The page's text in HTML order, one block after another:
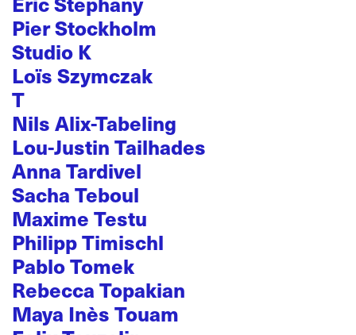
Pier Stockholm
Studio K
Loïs Szymczak
T
Nils Alix-Tabeling
Lou-Justin Tailhades
Anna Tardivel
Sacha Teboul
Maxime Testu
Philipp Timischl
Pablo Tomek
Rebecca Topakian
Maya Inès Touam